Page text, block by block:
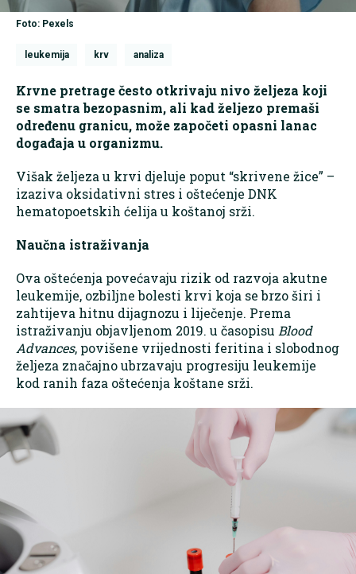
Foto: Pexels
leukemija krv analiza
Krvne pretrage često otkrivaju nivo željeza koji
se smatra bezopasnim, ali kad željezo premaši
određenu granicu, može započeti opasni lanac
događaja u organizmu.
Višak željeza u krvi djeluje poput “skrivene žice” –
izaziva oksidativni stres i oštećenje DNK
hematopoetskih ćelija u koštanoj srži.
Naučna istraživanja
Ova oštećenja povećavaju rizik od razvoja akutne
leukemije, ozbiljne bolesti krvi koja se brzo širi i
zahtijeva hitnu dijagnozu i liječenje. Prema
istraživanju objavljenom 2019. u časopisu Blood
Advances, povišene vrijednosti feritina i slobodnog
željeza značajno ubrzavaju progresiju leukemije
kod ranih faza oštećenja koštane srži.